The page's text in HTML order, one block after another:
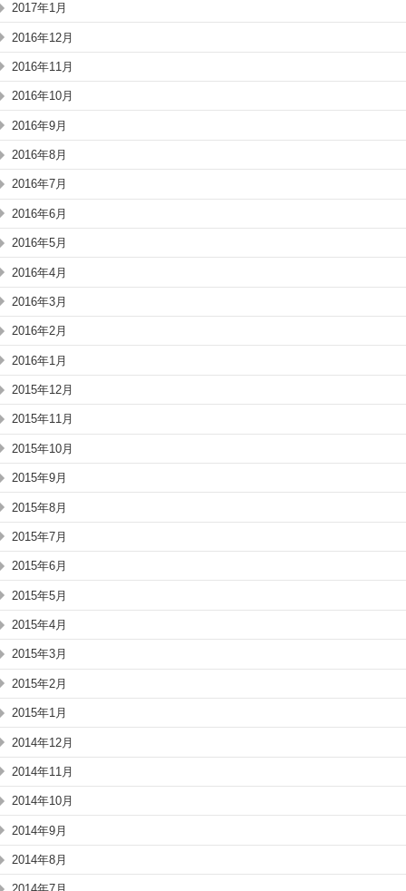
2017年1月
2016年12月
2016年11月
2016年10月
2016年9月
2016年8月
2016年7月
2016年6月
2016年5月
2016年4月
2016年3月
2016年2月
2016年1月
2015年12月
2015年11月
2015年10月
2015年9月
2015年8月
2015年7月
2015年6月
2015年5月
2015年4月
2015年3月
2015年2月
2015年1月
2014年12月
2014年11月
2014年10月
2014年9月
2014年8月